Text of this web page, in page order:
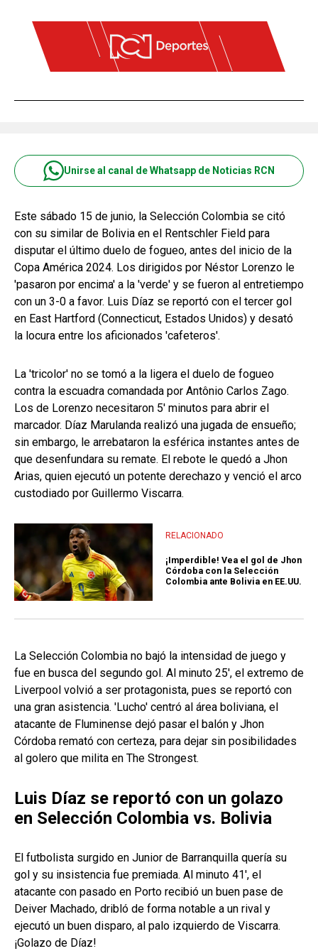
Unirse al canal de Whatsapp de Noticias RCN
Este sábado 15 de junio, la Selección Colombia se citó
con su similar de Bolivia en el Rentschler Field para
disputar el último duelo de fogueo, antes del inicio de la
Copa América 2024. Los dirigidos por Néstor Lorenzo le
'pasaron por encima' a la 'verde' y se fueron al entretiempo
con un 3-0 a favor. Luis Díaz se reportó con el tercer gol
en East Hartford (Connecticut, Estados Unidos) y desató
la locura entre los aficionados 'cafeteros'.
La 'tricolor' no se tomó a la ligera el duelo de fogueo
contra la escuadra comandada por Antônio Carlos Zago.
Los de Lorenzo necesitaron 5' minutos para abrir el
marcador. Díaz Marulanda realizó una jugada de ensueño;
sin embargo, le arrebataron la esférica instantes antes de
que desenfundara su remate. El rebote le quedó a Jhon
Arias, quien ejecutó un potente derechazo y venció el arco
custodiado por Guillermo Viscarra.
RELACIONADO
¡Imperdible! Vea el gol de Jhon
Córdoba con la Selección
Colombia ante Bolivia en EE.UU.
La Selección Colombia no bajó la intensidad de juego y
fue en busca del segundo gol. Al minuto 25', el extremo de
Liverpool volvió a ser protagonista, pues se reportó con
una gran asistencia. 'Lucho' centró al área boliviana, el
atacante de Fluminense dejó pasar el balón y Jhon
Córdoba remató con certeza, para dejar sin posibilidades
al golero que milita en The Strongest.
Luis Díaz se reportó con un golazo
en Selección Colombia vs. Bolivia
El futbolista surgido en Junior de Barranquilla quería su
gol y su insistencia fue premiada. Al minuto 41', el
atacante con pasado en Porto recibió un buen pase de
Deiver Machado, dribló de forma notable a un rival y
ejecutó un buen disparo, al palo izquierdo de Viscarra.
¡Golazo de Díaz!